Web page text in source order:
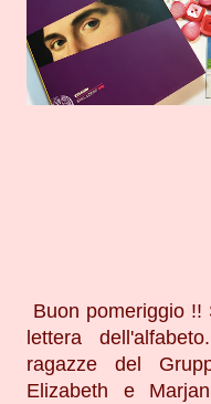
Buon pomeriggio !!
lettera
ragazze del
Elizabeth e